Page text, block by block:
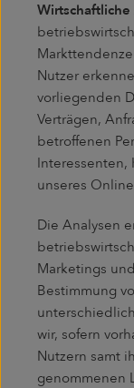
Nutzer
vorliegenden
Verträgen,
betroffenen
Interessenten,
unseres
Die Analysen
Marketings
Bestimmung
wir, sofern
Nutzern samt
genommenen